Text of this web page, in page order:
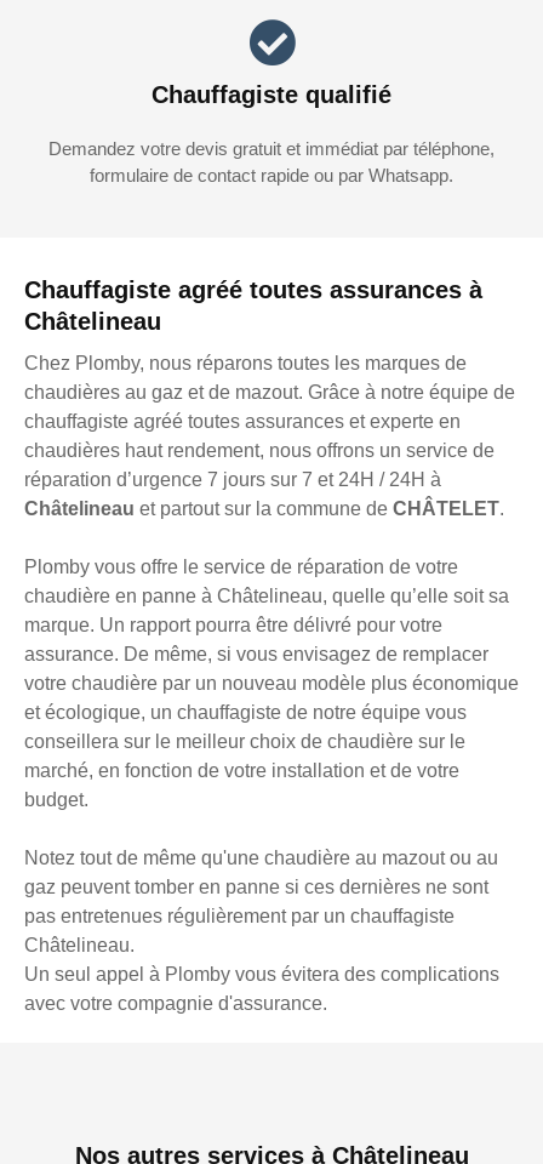
Chauffagiste agréé toutes assurances à
Châtelineau
Chez Plomby, nous réparons toutes les marques de
chaudières au gaz et de mazout. Grâce à notre équipe de
chauffagiste agréé toutes assurances et experte en
chaudières haut rendement, nous offrons un service de
réparation d’urgence 7 jours sur 7 et 24H / 24H à
Châtelineau et partout sur la commune de CHÂTELET.
Plomby vous offre le service de réparation de votre
chaudière en panne à Châtelineau, quelle qu’elle soit sa
marque. Un rapport pourra être délivré pour votre
assurance. De même, si vous envisagez de remplacer
votre chaudière par un nouveau modèle plus économique
et écologique, un chauffagiste de notre équipe vous
conseillera sur le meilleur choix de chaudière sur le
marché, en fonction de votre installation et de votre
budget.
Notez tout de même qu'une chaudière au mazout ou au
gaz peuvent tomber en panne si ces dernières ne sont
pas entretenues régulièrement par un chauffagiste
Châtelineau.
Un seul appel à Plomby vous évitera des complications
avec votre compagnie d'assurance.
Chauffagiste qualifié
Demandez votre devis gratuit et immédiat par téléphone,
formulaire de contact rapide ou par Whatsapp.
Nos autres services à Châtelineau